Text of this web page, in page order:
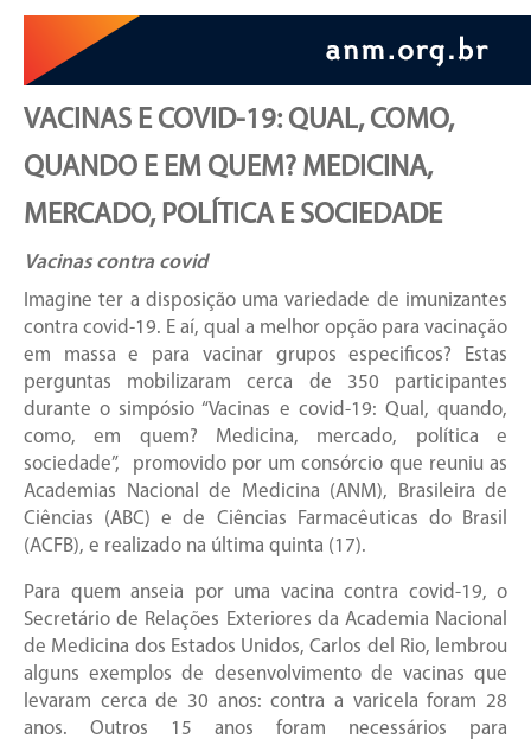
VACINAS E COVID-19: QUAL, COMO,
QUANDO E EM QUEM? MEDICINA,
MERCADO, POLÍTICA E SOCIEDADE
Vacinas contra covid
Imagine ter a disposição uma variedade de imunizantes
contra covid-19. E aí, qual a melhor opção para vacinação
em massa e para vacinar grupos especificos? Estas
perguntas mobilizaram cerca de 350 participantes
durante o simpósio “Vacinas e covid-19: Qual, quando,
como, em quem? Medicina, mercado, política e
sociedade”, promovido por um consórcio que reuniu as
Academias Nacional de Medicina (ANM), Brasileira de
Ciências (ABC) e de Ciências Farmacêuticas do Brasil
(ACFB), e realizado na última quinta (17).
Para quem anseia por uma vacina contra covid-19, o
Secretário de Relações Exteriores da Academia Nacional
de Medicina dos Estados Unidos, Carlos del Rio, lembrou
alguns exemplos de desenvolvimento de vacinas que
levaram cerca de 30 anos: contra a varicela foram 28
anos. Outros 15 anos foram necessários para